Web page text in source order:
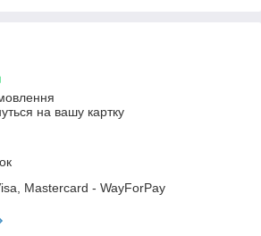
на вашу картку
Mastercard - WayForPay